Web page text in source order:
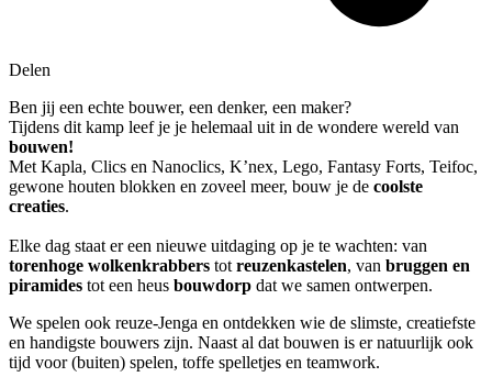
Delen
Ben jij een echte bouwer, een denker, een maker?
Tijdens dit kamp leef je je helemaal uit in de wondere wereld van
bouwen!
Met Kapla, Clics en Nanoclics, K’nex, Lego, Fantasy Forts, Teifoc,
gewone houten blokken en zoveel meer, bouw je de coolste
creaties.
Elke dag staat er een nieuwe uitdaging op je te wachten: van
torenhoge wolkenkrabbers tot reuzenkastelen, van bruggen en
piramides tot een heus bouwdorp dat we samen ontwerpen.
We spelen ook reuze-Jenga en ontdekken wie de slimste, creatiefste
en handigste bouwers zijn. Naast al dat bouwen is er natuurlijk ook
tijd voor (buiten) spelen, toffe spelletjes en teamwork.